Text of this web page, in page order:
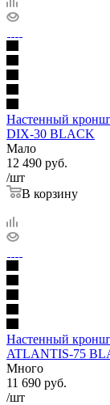
Настенный
DIX-30 BLACK
Мало
12 490 руб.
/шт
В корзину
Настенный
ATLANTIS-75
Много
11 690 руб.
/шт